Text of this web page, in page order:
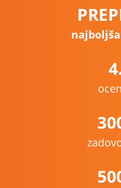
najboljša